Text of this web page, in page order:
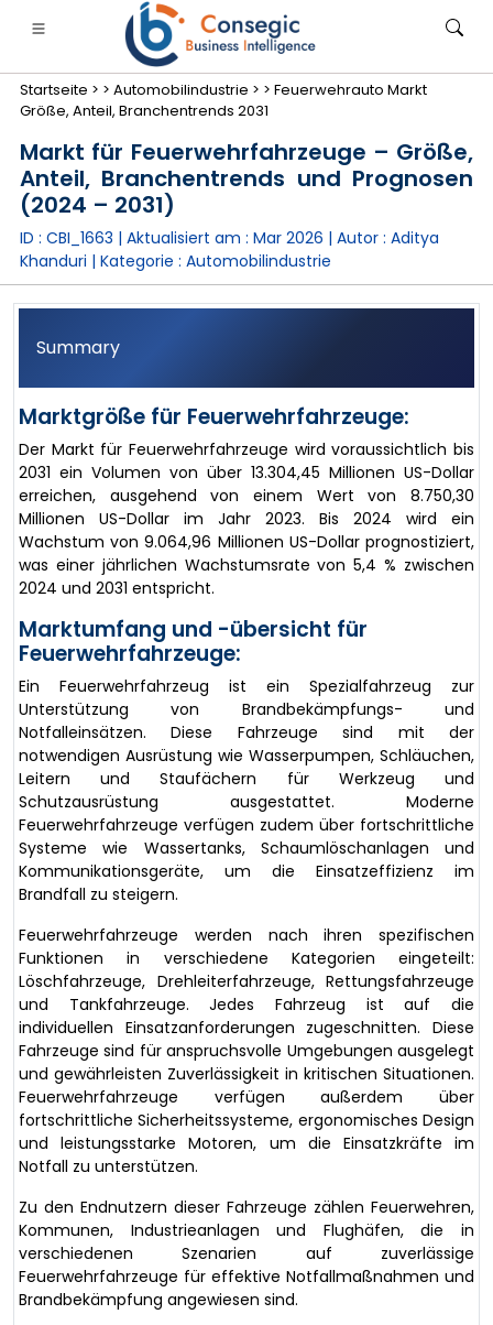
Finanzdienstleistungen und Versicherungen
• Konsumgüter
• Fallstudien
Startseite > > Automobilindustrie > > Feuerwehrauto Markt
Größe, Anteil, Branchentrends 2031
Markt für Feuerwehrfahrzeuge – Größe,
Anteil, Branchentrends und Prognosen
(2024 – 2031)
ID : CBI_1663 | Aktualisiert am : Mar 2026 | Autor : Aditya
Khanduri | Kategorie : Automobilindustrie
Summary
Marktgröße für Feuerwehrfahrzeuge:
Der Markt für Feuerwehrfahrzeuge wird voraussichtlich bis
2031 ein Volumen von über 13.304,45 Millionen US-Dollar
erreichen, ausgehend von einem Wert von 8.750,30
Millionen US-Dollar im Jahr 2023. Bis 2024 wird ein
Wachstum von 9.064,96 Millionen US-Dollar prognostiziert,
was einer jährlichen Wachstumsrate von 5,4 % zwischen
2024 und 2031 entspricht.
Marktumfang und -übersicht für
Feuerwehrfahrzeuge:
Ein Feuerwehrfahrzeug ist ein Spezialfahrzeug zur
Unterstützung von Brandbekämpfungs- und
Notfalleinsätzen. Diese Fahrzeuge sind mit der
notwendigen Ausrüstung wie Wasserpumpen, Schläuchen,
Leitern und Staufächern für Werkzeug und
Schutzausrüstung ausgestattet. Moderne
Feuerwehrfahrzeuge verfügen zudem über fortschrittliche
Systeme wie Wassertanks, Schaumlöschanlagen und
Kommunikationsgeräte, um die Einsatzeffizienz im
Brandfall zu steigern.
Feuerwehrfahrzeuge werden nach ihren spezifischen
Funktionen in verschiedene Kategorien eingeteilt:
Löschfahrzeuge, Drehleiterfahrzeuge, Rettungsfahrzeuge
und Tankfahrzeuge. Jedes Fahrzeug ist auf die
individuellen Einsatzanforderungen zugeschnitten. Diese
Fahrzeuge sind für anspruchsvolle Umgebungen ausgelegt
und gewährleisten Zuverlässigkeit in kritischen Situationen.
Feuerwehrfahrzeuge verfügen außerdem über
fortschrittliche Sicherheitssysteme, ergonomisches Design
und leistungsstarke Motoren, um die Einsatzkräfte im
Notfall zu unterstützen.
Zu den Endnutzern dieser Fahrzeuge zählen Feuerwehren,
Kommunen, Industrieanlagen und Flughäfen, die in
verschiedenen Szenarien auf zuverlässige
Feuerwehrfahrzeuge für effektive Notfallmaßnahmen und
Brandbekämpfung angewiesen sind.